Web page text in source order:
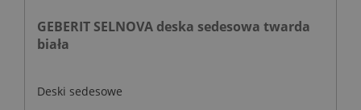
GEBERIT SELNOVA deska sedesowa twarda
biała
Deski sedesowe